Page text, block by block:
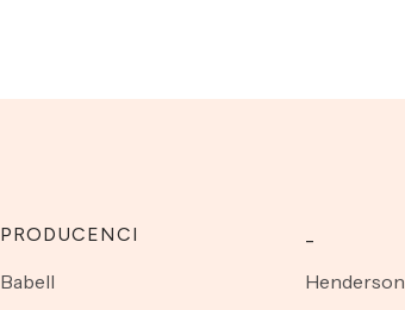
PRODUCENCI
Babell
Henderson